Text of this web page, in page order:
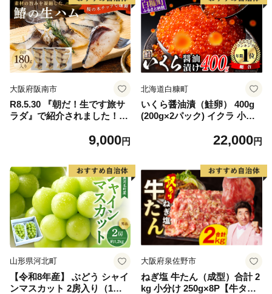
大阪府阪南市
R8.5.30 『朝だ！生です旅サ
ラダ』で紹介されました！朝
生ハム ×3パック（1パックあ
9,000円
北海道白糠町
いくら醤油漬（鮭卵） 400g
(200g×2パック) イクラ 小分
くら醤油漬け 鮭 鮭卵 ikura
大好評品 北海道 白糠町
22,000円
山形県河北町
【令和8年産】 ぶどう シャイ
ンマスカット 2房入り（1房6
大阪府泉佐野市
ねぎ塩 牛たん（成型）合計 2
kg 小分け 250g×8P【牛タン